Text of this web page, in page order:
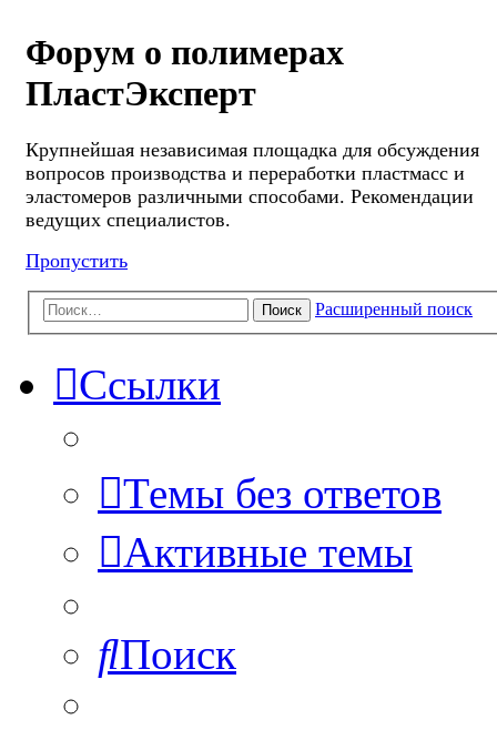
Форум о полимерах
ПластЭксперт
Крупнейшая независимая площадка для обсуждения
вопросов производства и переработки пластмасс и
эластомеров различными способами. Рекомендации
ведущих специалистов.
Пропустить
Поиск Расширенный поиск
Ссылки
Темы без ответов
Активные темы
Поиск